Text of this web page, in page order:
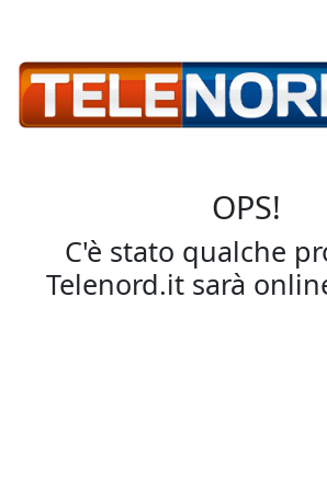
OPS!
C'è stato qualche
Telenord.it sarà